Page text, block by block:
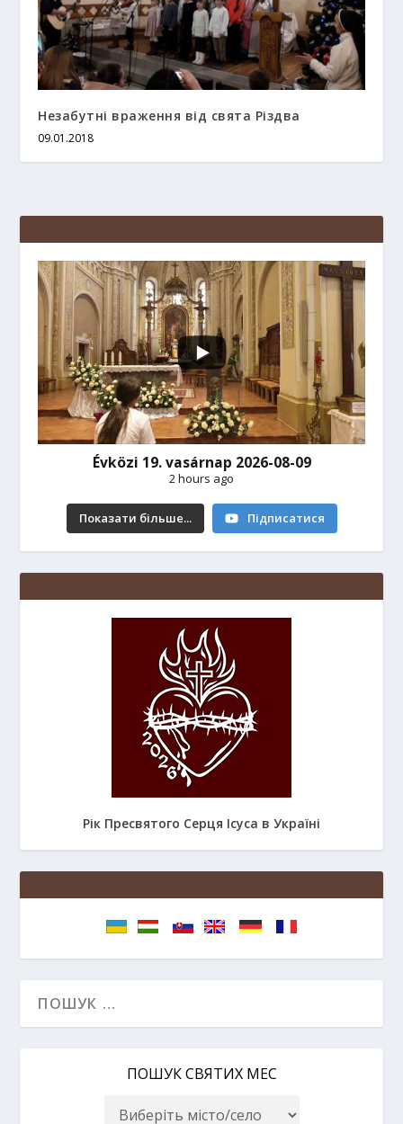
Незабутні враження від свята Різдва
09.01.2018
Évközi 19. vasárnap 2026-08-09
2 hours ago
Показати більше... Підписатися
Рік Пресвятого Серця Ісуса в Україні
ПОШУК СВЯТИХ МЕС